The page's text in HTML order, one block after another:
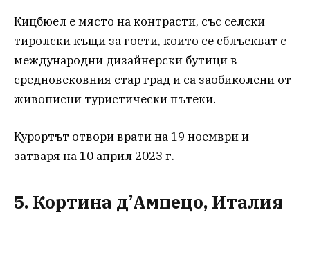
Кицбюел е място на контрасти, със селски
тиролски къщи за гости, които се сблъскват с
международни дизайнерски бутици в
средновековния стар град и са заобиколени от
живописни туристически пътеки.
Курортът отвори врати на 19 ноември и
затваря на 10 април 2023 г.
5. Кортина д’Ампецо, Италия